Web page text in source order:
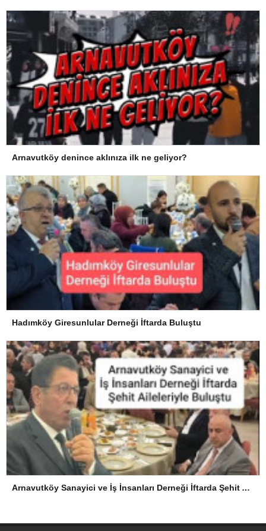
Arnavutköy denince aklınıza ilk ne geliyor?
Hadımköy Giresunlular Derneği İftarda Buluştu
Arnavutköy Sanayici ve İş İnsanları Derneği İftarda Şehit Aileleriyle Buluştu